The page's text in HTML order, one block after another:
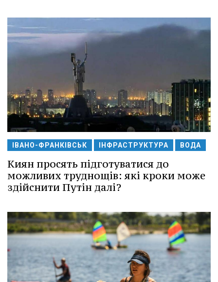
ІВАНО-ФРАНКІВСЬК ІНФРАСТРУКТУРА ВОДА
Киян просять підготуватися до
можливих труднощів: які кроки може
здійснити Путін далі?